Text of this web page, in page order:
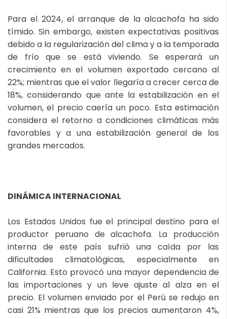
Para el 2024, el arranque de la alcachofa ha sido
tímido. Sin embargo, existen expectativas positivas
debido a la regularización del clima y a la temporada
de frío que se está viviendo. Se esperará un
crecimiento en el volumen exportado cercano al
22%; mientras que el valor llegaría a crecer cerca de
18%, considerando que ante la estabilización en el
volumen, el precio caería un poco. Esta estimación
considera el retorno a condiciones climáticas más
favorables y a una estabilización general de los
grandes mercados.
DINÁMICA INTERNACIONAL
Los Estados Unidos fue el principal destino para el
productor peruano de alcachofa. La producción
interna de este país sufrió una caída por las
dificultades climatológicas, especialmente en
California. Esto provocó una mayor dependencia de
las importaciones y un leve ajuste al alza en el
precio. El volumen enviado por el Perú se redujo en
casi 21% mientras que los precios aumentaron 4%,